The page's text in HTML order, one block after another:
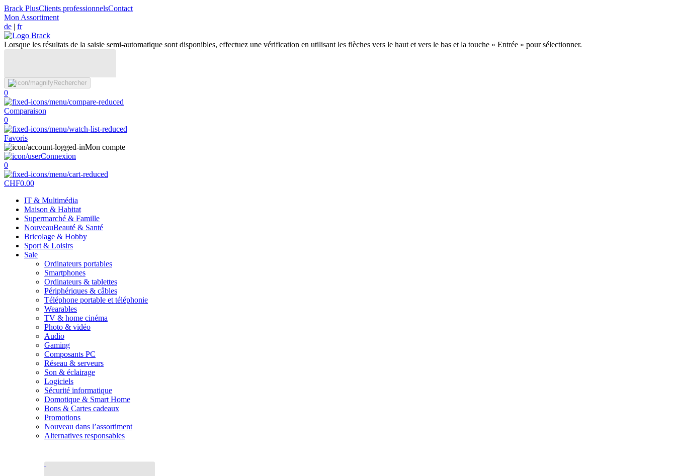
Brack PlusClients professionnelsContact
Mon Assortiment
de | fr
Lorsque les résultats de la saisie semi-automatique sont disponibles, effectuez une vérification en utilisant les flèches vers le haut et vers le bas et la touche « Entrée » pour sélectionner.
Rechercher
0
Comparaison
0
Favoris
Mon compte
Connexion
0
CHF0.00
IT & Multimédia
Maison & Habitat
Supermarché & Famille
NouveauBeauté & Santé
Bricolage & Hobby
Sport & Loisirs
Sale
Ordinateurs portables
Smartphones
Ordinateurs & tablettes
Périphériques & câbles
Téléphone portable et téléphonie
Wearables
TV & home cinéma
Photo & vidéo
Audio
Gaming
Composants PC
Réseau & serveurs
Son & éclairage
Logiciels
Sécurité informatique
Domotique & Smart Home
Bons & Cartes cadeaux
Promotions
Nouveau dans l’assortiment
Alternatives responsables